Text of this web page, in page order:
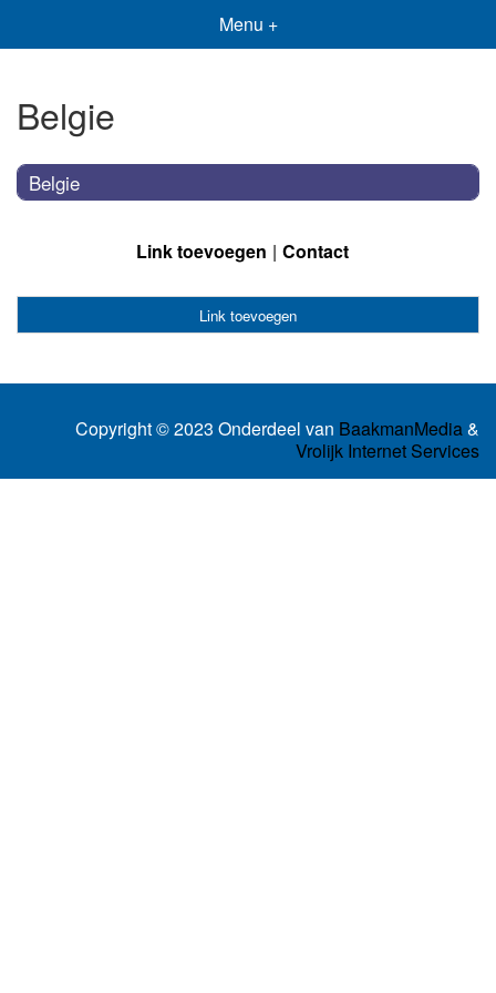
Menu +
Belgie
Belgie
Link toevoegen Contact
Link toevoegen
Copyright © 2023 Onderdeel van BaakmanMedia&
Vrolijk Internet Services